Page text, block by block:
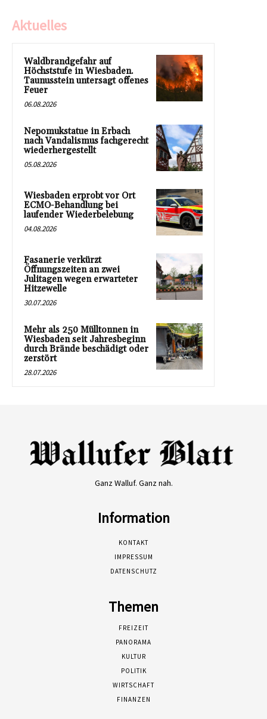
Aktuelles
Waldbrandgefahr auf
Höchststufe in Wiesbaden.
Taunusstein untersagt offenes
Feuer
06.08.2026
Nepomukstatue in Erbach
nach Vandalismus fachgerecht
wiederhergestellt
05.08.2026
Wiesbaden erprobt vor Ort
ECMO-Behandlung bei
laufender Wiederbelebung
04.08.2026
Fasanerie verkürzt
Öffnungszeiten an zwei
Julitagen wegen erwarteter
Hitzewelle
30.07.2026
Mehr als 250 Mülltonnen in
Wiesbaden seit Jahresbeginn
durch Brände beschädigt oder
zerstört
28.07.2026
Ganz Walluf. Ganz nah.
Information
KONTAKT
IMPRESSUM
DATENSCHUTZ
Themen
FREIZEIT
PANORAMA
KULTUR
POLITIK
WIRTSCHAFT
FINANZEN